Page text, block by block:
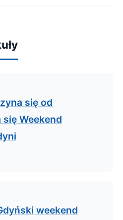
się od
Weekend
weekend